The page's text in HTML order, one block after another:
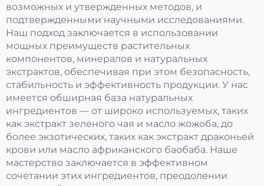
возможных и утвержденных методов, и
подтвержденными научными исследованиями.
Наш подход заключается в использовании
мощных преимуществ растительных
компонентов, минералов и натуральных
экстрактов, обеспечивая при этом безопасность,
стабильность и эффективность продукции. У нас
имеется обширная база натуральных
ингредиентов — от широко используемых, таких
как экстракт зеленого чая и масло жожоба, до
более экзотических, таких как экстракт драконьей
крови или масло африканского баобаба. Наше
мастерство заключается в эффективном
сочетании этих ингредиентов, преодолении